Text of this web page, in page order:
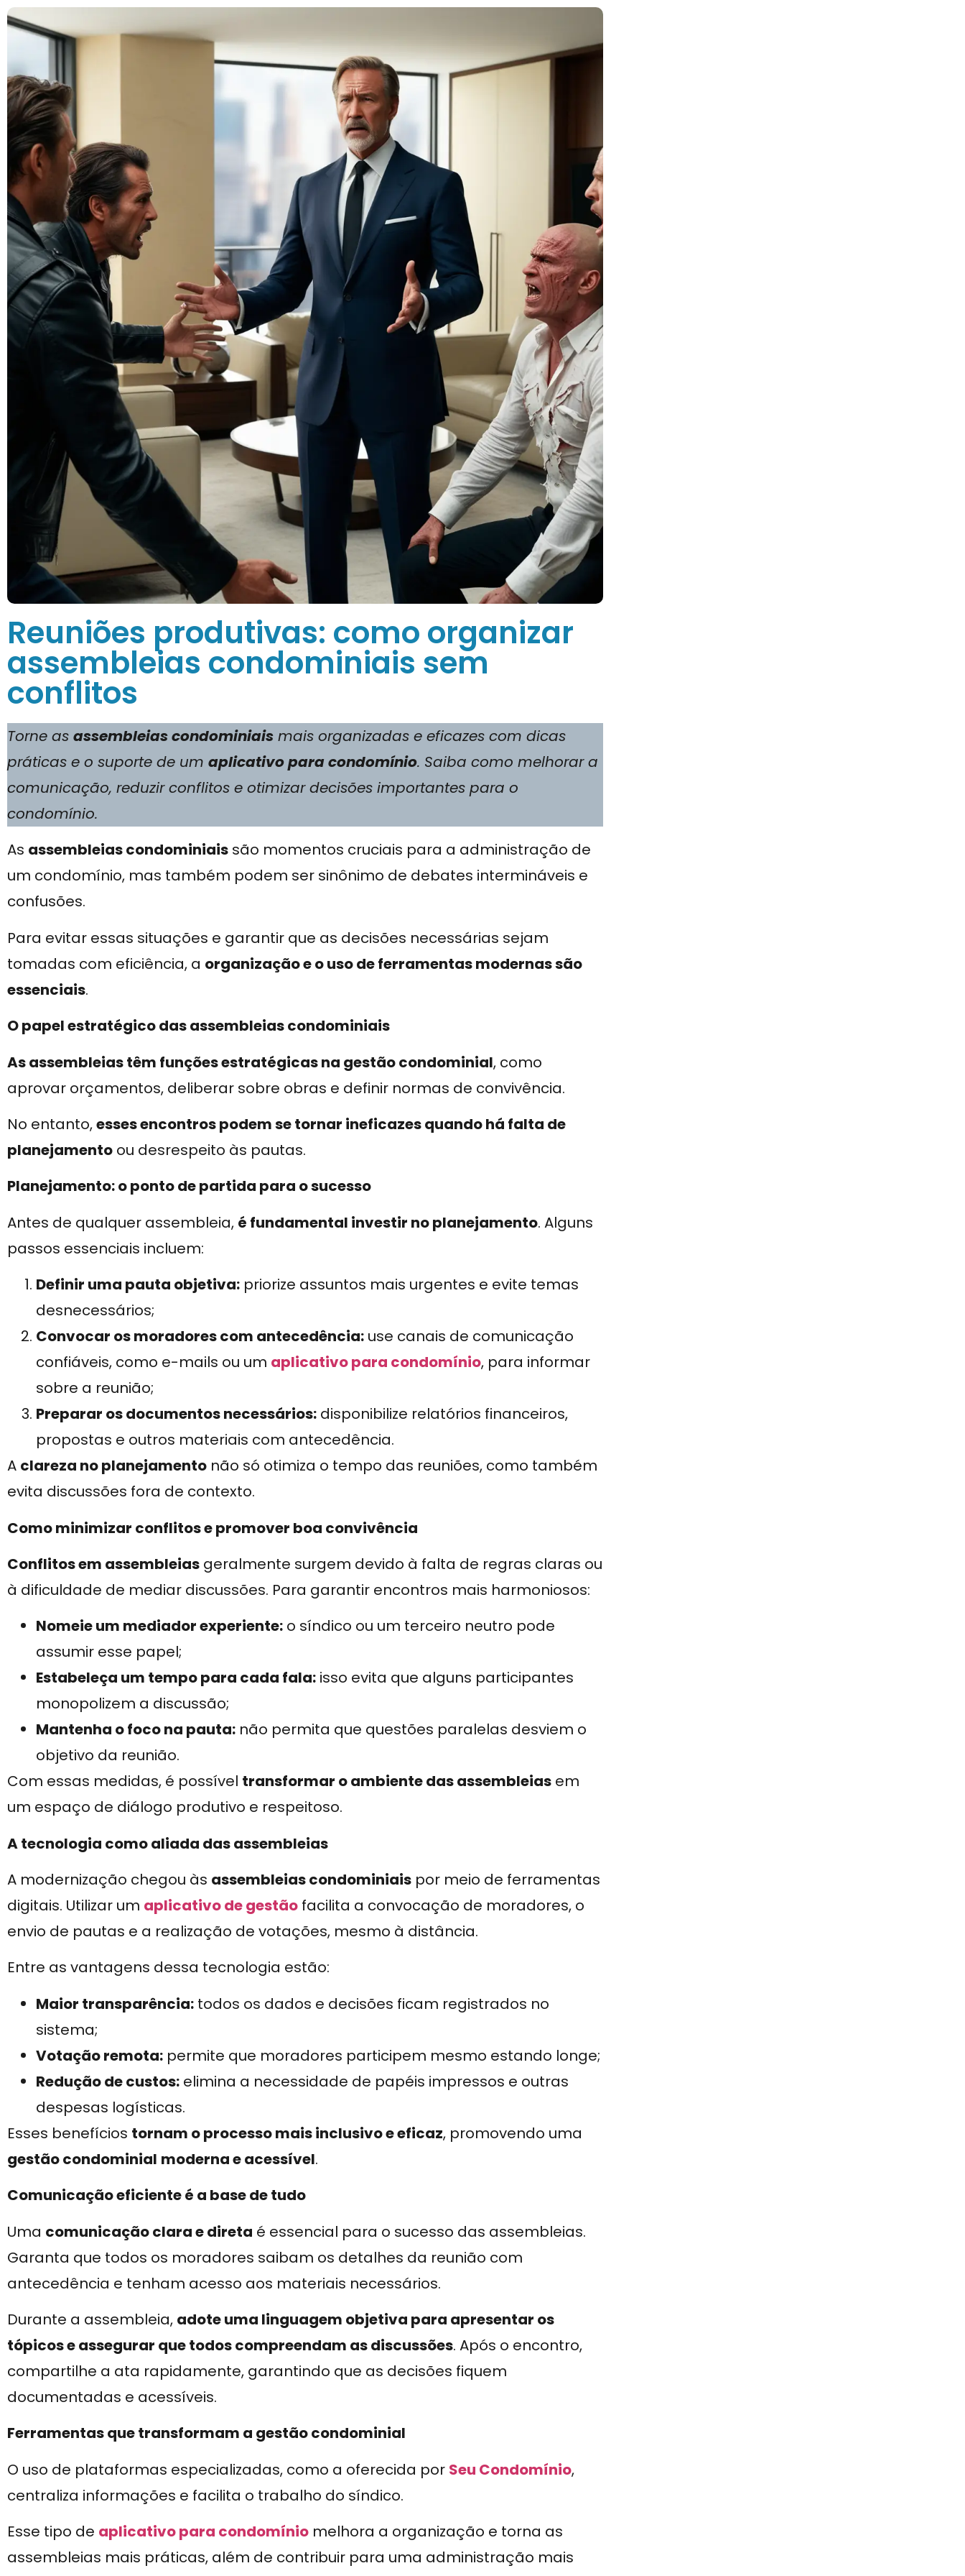
Reuniões produtivas: como organizar
assembleias condominiais sem
conflitos
Torne as assembleias condominiais mais organizadas e eficazes com dicas
práticas e o suporte de um aplicativo para condomínio. Saiba como melhorar a
comunicação, reduzir conflitos e otimizar decisões importantes para o
condomínio.
As assembleias condominiais são momentos cruciais para a administração de
um condomínio, mas também podem ser sinônimo de debates intermináveis e
confusões.
Para evitar essas situações e garantir que as decisões necessárias sejam
tomadas com eficiência, a organização e o uso de ferramentas modernas são
essenciais.
O papel estratégico das assembleias condominiais
As assembleias têm funções estratégicas na gestão condominial, como
aprovar orçamentos, deliberar sobre obras e definir normas de convivência.
No entanto,esses encontros podem se tornar ineficazes quando há falta de
planejamento ou desrespeito às pautas.
Planejamento: o ponto de partida para o sucesso
Antes de qualquer assembleia, é fundamental investir no planejamento. Alguns
passos essenciais incluem:
Definir uma pauta objetiva: priorize assuntos mais urgentes e evite temas
desnecessários;
Convocar os moradores com antecedência: use canais de comunicação
confiáveis, como e-mails ou um aplicativo para condomínio, para informar
sobre a reunião;
Preparar os documentos necessários: disponibilize relatórios financeiros,
propostas e outros materiais com antecedência.
A clareza no planejamento não só otimiza o tempo das reuniões, como também
evita discussões fora de contexto.
Como minimizar conflitos e promover boa convivência
Conflitos em assembleias geralmente surgem devido à falta de regras claras ou
à dificuldade de mediar discussões. Para garantir encontros mais harmoniosos:
Nomeie um mediador experiente: o síndico ou um terceiro neutro pode
assumir esse papel;
Estabeleça um tempo para cada fala: isso evita que alguns participantes
monopolizem a discussão;
Mantenha o foco na pauta: não permita que questões paralelas desviem o
objetivo da reunião.
Com essas medidas, é possível transformar o ambiente das assembleias em
um espaço de diálogo produtivo e respeitoso.
A tecnologia como aliada das assembleias
A modernização chegou às assembleias condominiais por meio de ferramentas
digitais. Utilizar um aplicativo de gestão facilita a convocação de moradores, o
envio de pautas e a realização de votações, mesmo à distância.
Entre as vantagens dessa tecnologia estão:
Maior transparência: todos os dados e decisões ficam registrados no
sistema;
Votação remota: permite que moradores participem mesmo estando longe;
Redução de custos: elimina a necessidade de papéis impressos e outras
despesas logísticas.
Esses benefícios tornam o processo mais inclusivo e eficaz, promovendo uma
gestão condominial moderna e acessível.
Comunicação eficiente é a base de tudo
Uma comunicação clara e direta é essencial para o sucesso das assembleias.
Garanta que todos os moradores saibam os detalhes da reunião com
antecedência e tenham acesso aos materiais necessários.
Durante a assembleia, adote uma linguagem objetiva para apresentar os
tópicos e assegurar que todos compreendam as discussões. Após o encontro,
compartilhe a ata rapidamente, garantindo que as decisões fiquem
documentadas e acessíveis.
Ferramentas que transformam a gestão condominial
O uso de plataformas especializadas, como a oferecida por Seu Condomínio,
centraliza informações e facilita o trabalho do síndico.
Esse tipo de aplicativo para condomínio melhora a organização e torna as
assembleias mais práticas, além de contribuir para uma administração mais